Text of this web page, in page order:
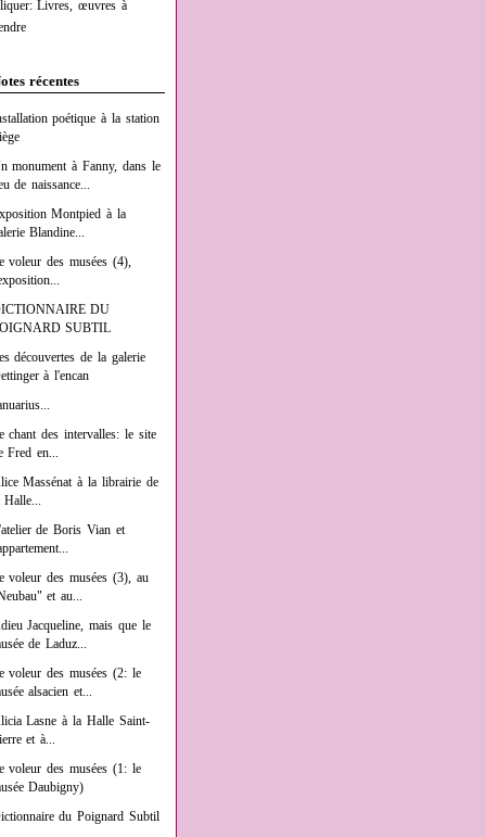
Livres, œuvres à
récentes
poétique à la station
monument à Fanny, dans le
de naissance...
Montpied à la
Blandine...
voleur des musées (4),
DU
SUBTIL
découvertes de la galerie
à l'encan
chant des intervalles: le site
Fred en...
Massénat à la librairie de
Halle...
de Boris Vian et
voleur des musées (3), au
et au...
Jacqueline, mais que le
de Laduz...
voleur des musées (2: le
alsacien et...
Lasne à la Halle Saint-
et à...
voleur des musées (1: le
Daubigny)
du Poignard Subtil